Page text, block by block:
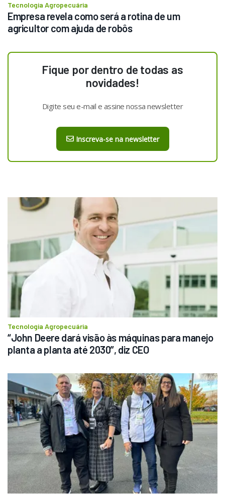
Tecnologia Agropecuária
Empresa revela como será a rotina de um
agricultor com ajuda de robôs
Fique por dentro de todas as
novidades!
Digite seu e-mail e assine nossa newsletter
Inscreva-se na newsletter
Tecnologia Agropecuária
“John Deere dará visão às máquinas para manejo
planta a planta até 2030”, diz CEO